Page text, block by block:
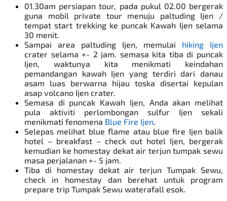
01.30am persiapan tour, pada pukul 02.00 bergerak
guna mobil private tour menuju paltuding Ijen /
tempat start trekking ke puncak Kawah Ijen selama
30 menit.
Sampai area paltuding Ijen, memulai
hiking Ijen
crater selama +- 2 jam. semasa kita tiba di puncak
Ijen, waktunya kita menikmati keindahan
pemandangan kawah Ijen yang terdiri dari danau
asam luas berwarna hijau toska disertai kepulan
asap volcano Ijen crater.
Semasa di puncak Kawah Ijen, Anda akan melihat
pula aktiviti perlombongan sulfur Ijen sekali
menikmati fenomena Blue Fire Ijen
Selepas melihat blue flame atau blue fire Ijen balik
hotel – breakfast – check out hotel Ijen, bergerak
kemudian ke homestay dekat air terjun tumpak sewu
masa perjalanan +- 5 jam.
Tiba di homestay dekat air terjun Tumpak Sewu,
check in homestay dan berehat untuk program
prepare trip Tumpak Sewu waterafall esok.